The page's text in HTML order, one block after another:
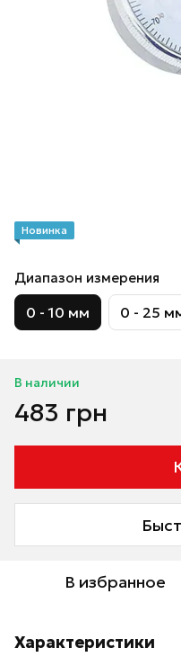
Новинка
Диапазон измерения
0 - 10 мм 0 - 25
В наличии
483 грн
В избранное
Характеристики